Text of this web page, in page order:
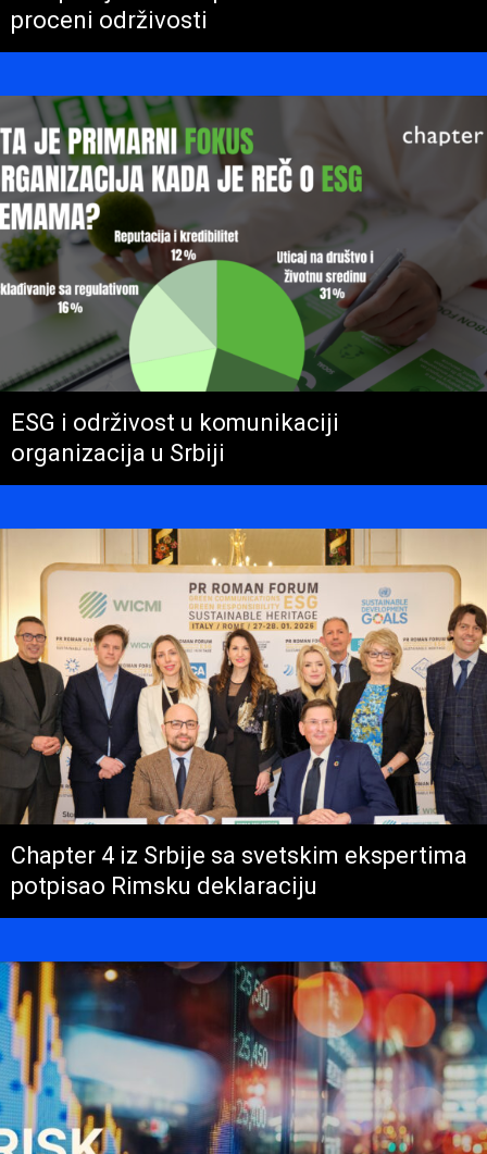
proceni održivosti
ESG i održivost u komunikaciji
organizacija u Srbiji
Chapter 4 iz Srbije sa svetskim ekspertima
potpisao Rimsku deklaraciju